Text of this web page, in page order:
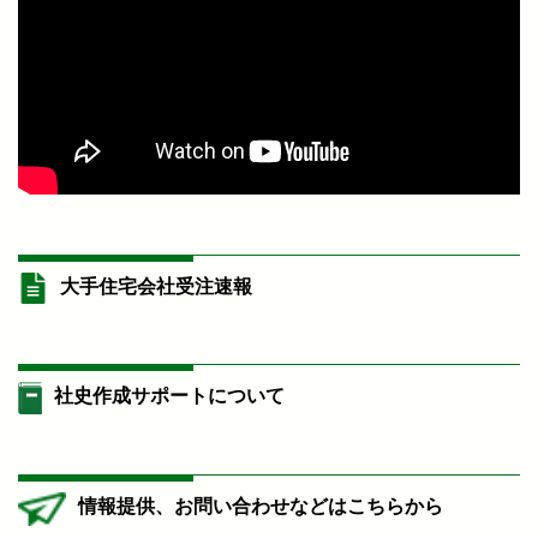
大手住宅会社受注速報
社史作成サポートについて
情報提供、お問い合わせなどはこちらから